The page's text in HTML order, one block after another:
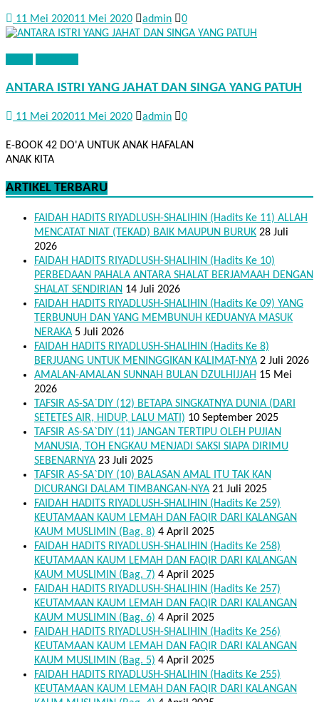
11 Mei 202011 Mei 2020 admin 0
ANTARA ISTRI YANG JAHAT DAN SINGA YANG PATUH
11 Mei 202011 Mei 2020 admin 0
E-BOOK 42 DO'A UNTUK ANAK HAFALAN
ANAK KITA
ARTIKEL TERBARU
FAIDAH HADITS RIYADLUSH-SHALIHIN (Hadits Ke 11) ALLAH
MENCATAT NIAT (TEKAD) BAIK MAUPUN BURUK 28 Juli
2026
FAIDAH HADITS RIYADLUSH-SHALIHIN (Hadits Ke 10)
PERBEDAAN PAHALA ANTARA SHALAT BERJAMAAH DENGAN
SHALAT SENDIRIAN 14 Juli 2026
FAIDAH HADITS RIYADLUSH-SHALIHIN (Hadits Ke 09) YANG
TERBUNUH DAN YANG MEMBUNUH KEDUANYA MASUK
NERAKA 5 Juli 2026
FAIDAH HADITS RIYADLUSH-SHALIHIN (Hadits Ke 8)
BERJUANG UNTUK MENINGGIKAN KALIMAT-NYA 2 Juli 2026
AMALAN-AMALAN SUNNAH BULAN DZULHIJJAH 15 Mei
2026
TAFSIR AS-SA`DIY (12) BETAPA SINGKATNYA DUNIA (DARI
SETETES AIR, HIDUP, LALU MATI) 10 September 2025
TAFSIR AS-SA`DIY (11) JANGAN TERTIPU OLEH PUJIAN
MANUSIA, TOH ENGKAU MENJADI SAKSI SIAPA DIRIMU
SEBENARNYA 23 Juli 2025
TAFSIR AS-SA`DIY (10) BALASAN AMAL ITU TAK KAN
DICURANGI DALAM TIMBANGAN-NYA 21 Juli 2025
FAIDAH HADITS RIYADLUSH-SHALIHIN (Hadits Ke 259)
KEUTAMAAN KAUM LEMAH DAN FAQIR DARI KALANGAN
KAUM MUSLIMIN (Bag. 8) 4 April 2025
FAIDAH HADITS RIYADLUSH-SHALIHIN (Hadits Ke 258)
KEUTAMAAN KAUM LEMAH DAN FAQIR DARI KALANGAN
KAUM MUSLIMIN (Bag. 7) 4 April 2025
FAIDAH HADITS RIYADLUSH-SHALIHIN (Hadits Ke 257)
KEUTAMAAN KAUM LEMAH DAN FAQIR DARI KALANGAN
KAUM MUSLIMIN (Bag. 6) 4 April 2025
FAIDAH HADITS RIYADLUSH-SHALIHIN (Hadits Ke 256)
KEUTAMAAN KAUM LEMAH DAN FAQIR DARI KALANGAN
KAUM MUSLIMIN (Bag. 5) 4 April 2025
FAIDAH HADITS RIYADLUSH-SHALIHIN (Hadits Ke 255)
KEUTAMAAN KAUM LEMAH DAN FAQIR DARI KALANGAN